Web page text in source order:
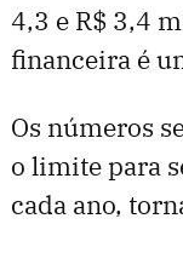
4,3 e R$ 3,4
financeira é
Os números
o limite para
cada ano,